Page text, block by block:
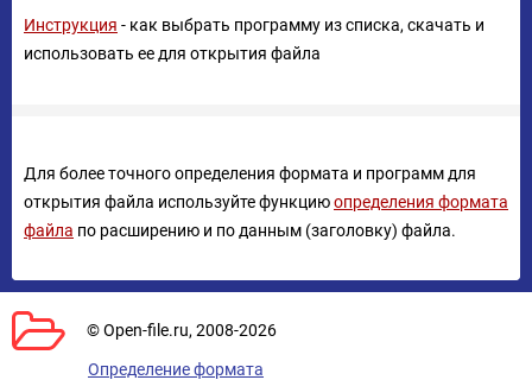
Инструкция - как выбрать программу из списка, скачать и
использовать ее для открытия файла
Для более точного определения формата и программ для
открытия файла используйте функциюопределения формата
файла по расширению и по данным (заголовку) файла.
© Open-file.ru, 2008-2026
Определение формата